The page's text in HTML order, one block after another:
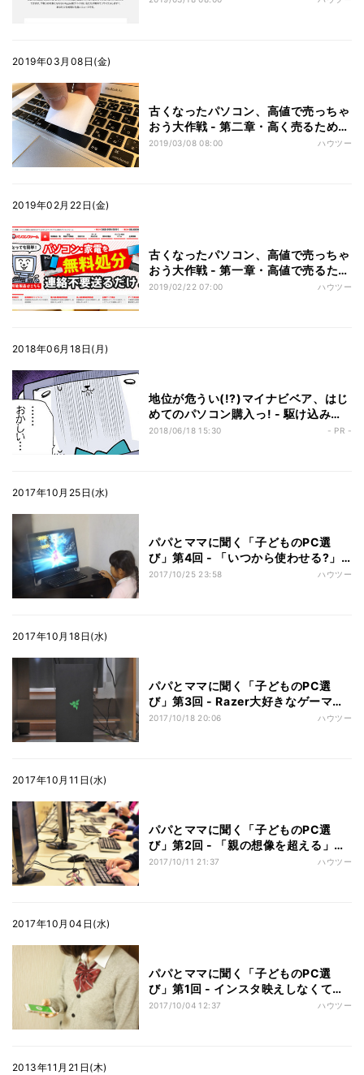
2019年03月08日(金)
古くなったパソコン、高値で売っちゃ
おう大作戦 - 第二章・高く売るために
商品をよく見せるには?
2019/03/08 08:00 ハウツー
2019年02月22日(金)
古くなったパソコン、高値で売っちゃ
おう大作戦 - 第一章・高値で売るため
の条件とは?
2019/02/22 07:00 ハウツー
2018年06月18日(月)
地位が危うい(!?)マイナビベア、はじ
めてのパソコン購入っ! - 駆け込み寺
はデジタル編集長?
2018/06/18 15:30 - PR -
2017年10月25日(水)
パパとママに聞く「子どものPC選
び」第4回 - 「いつから使わせる?」
悩めるパパが選ぶなら
2017/10/25 23:58 ハウツー
2017年10月18日(水)
パパとママに聞く「子どものPC選
び」第3回 - Razer大好きなゲーマー
女子中学生はPCをどう使ってる?
2017/10/18 20:06 ハウツー
2017年10月11日(水)
パパとママに聞く「子どものPC選
び」第2回 - 「親の想像を超える」子
どもとPCの付き合い方
2017/10/11 21:37 ハウツー
2017年10月04日(水)
パパとママに聞く「子どものPC選
び」第1回 - インスタ映えしなくてい
いの? 女子大生のPC選び
2017/10/04 12:37 ハウツー
2013年11月21日(木)